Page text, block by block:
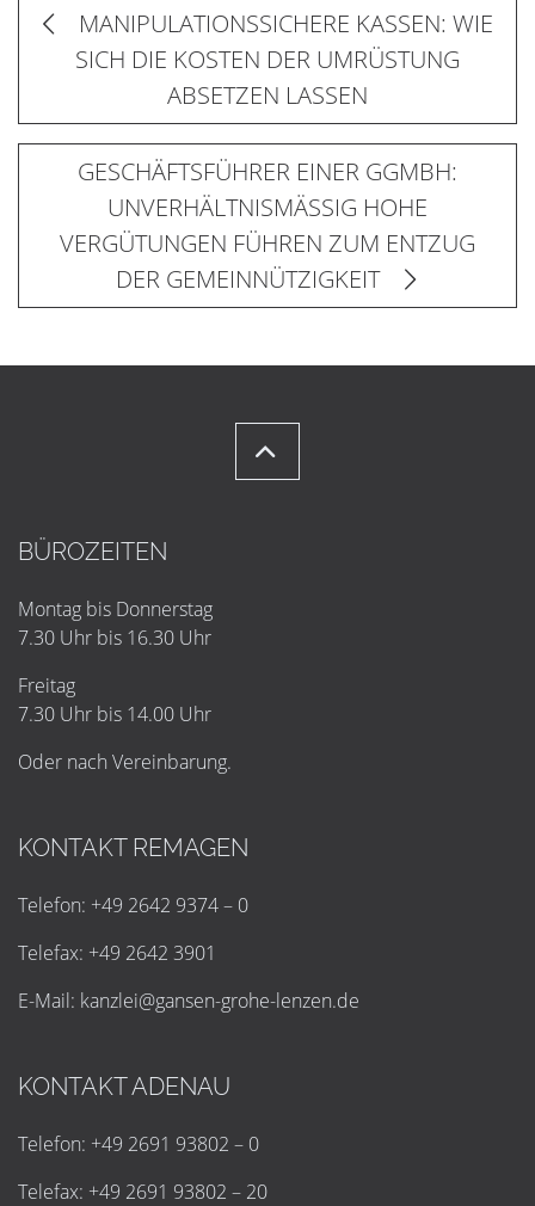
MANIPULATIONSSICHERE KASSEN: WIE
SICH DIE KOSTEN DER UMRÜSTUNG
ABSETZEN LASSEN
GESCHÄFTSFÜHRER EINER GGMBH:
UNVERHÄLTNISMÄSSIG HOHE
VERGÜTUNGEN FÜHREN ZUM ENTZUG
DER GEMEINNÜTZIGKEIT
BÜROZEITEN
Montag bis Donnerstag
7.30 Uhr bis 16.30 Uhr
Freitag
7.30 Uhr bis 14.00 Uhr
Oder nach Vereinbarung.
KONTAKT REMAGEN
Telefon: +49 2642 9374 – 0
Telefax: +49 2642 3901
E-Mail: kanzlei@gansen-grohe-lenzen.de
KONTAKT ADENAU
Telefon: +49 2691 93802 – 0
Telefax: +49 2691 93802 – 20